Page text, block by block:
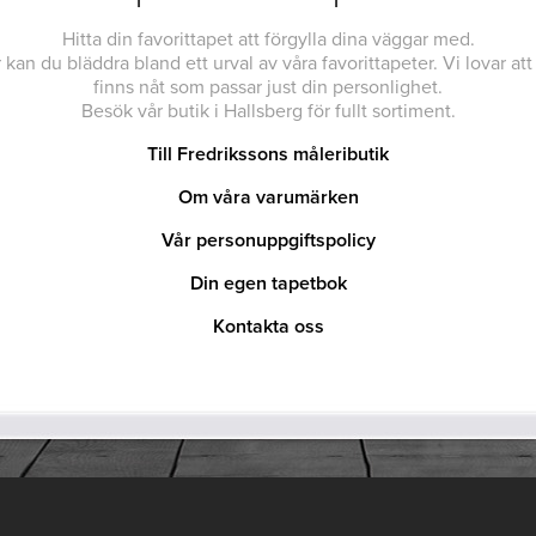
Hitta din favorittapet att förgylla dina väggar med.
kan du bläddra bland ett urval av våra favorittapeter. Vi lovar
finns nåt som passar just din personlighet.
Besök vår butik i Hallsberg för fullt sortiment.
Till Fredrikssons måleributik
Om våra varumärken
Vår personuppgiftspolicy
Din egen tapetbok
Kontakta oss